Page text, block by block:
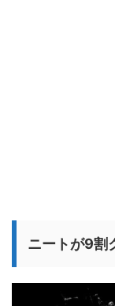
ニートが9割